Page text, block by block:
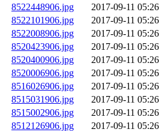
8522448906.jpg
2017-09-11 05:26
8522101906.jpg
2017-09-11 05:26
8522008906.jpg
2017-09-11 05:26
8520423906.jpg
2017-09-11 05:26
8520400906.jpg
2017-09-11 05:26
8520006906.jpg
2017-09-11 05:26
8516026906.jpg
2017-09-11 05:26
8515031906.jpg
2017-09-11 05:26
8515002906.jpg
2017-09-11 05:26
8512126906.jpg
2017-09-11 05:26